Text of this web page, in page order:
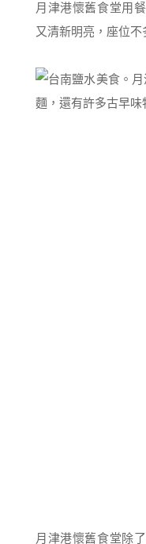
月津港懷舊食堂用
又清新明亮，座位不
月津港懷舊食堂除